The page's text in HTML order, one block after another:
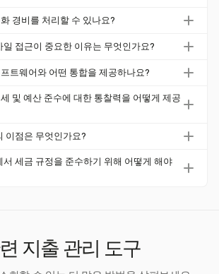
기업이 경비를 즉시 기록하고 분류할 수
의 시간을 절약하고 오류율을 20% 감소
경비를 처리할 수 있나요?
이언트 수준에서 다양한 통화를 설정하
, 자동 통화 변환은 수행하지 않습니다.
일 접근이 중요한 이유는 무엇인가요?
들이 이동 중에도 경비를 제출할 수 있게
기업이 경비 보고를 위해 모바일 앱을 사
니다.
트웨어와 어떤 통합을 제공하나요?
Online 및 Xero와 통합되어 송장을
리를 간소화합니다. 이 통합은 수동 데이
및 예산 준수에 대한 통찰력을 어떻게 제공
세를 분석하고 예산 준수를 모니터링할
을 줍니다.
이점은 무엇인가요?
처리 비용을 최대 78% 줄이고, 오류율
간을 절약합니다. 이는 경비 관리를 전략
서 세금 규정을 준수하기 위해 어떻게 해야
니다.지출 관리 도구